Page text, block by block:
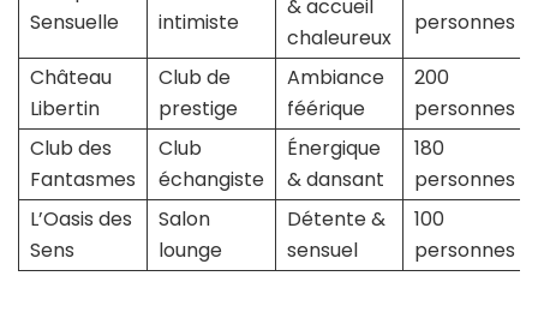
Sensuelle
intimiste
& accueil
chaleureux
personnes
Château
Libertin
Club de
prestige
Ambiance
féérique
200
personnes
Club des
Fantasmes
Club
échangiste
Énergique
& dansant
180
personnes
L’Oasis des
Sens
Salon
lounge
Détente &
sensuel
100
personnes